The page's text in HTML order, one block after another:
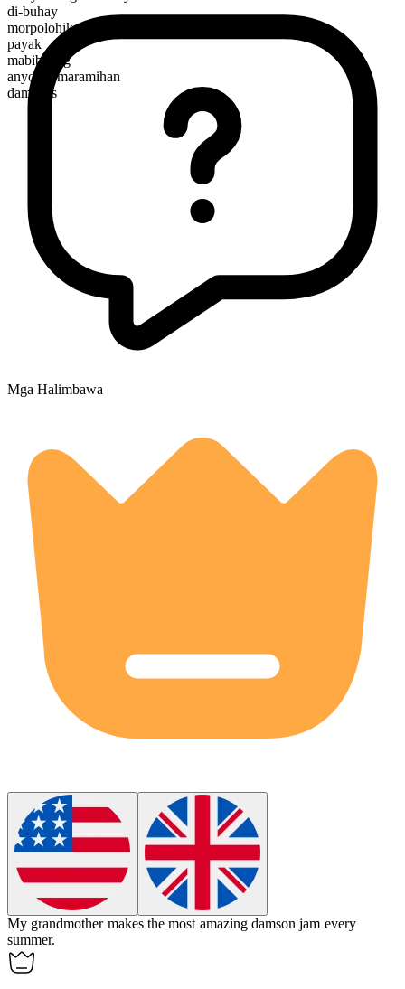
di-buhay
morpolohikal na kayarian
payak
mabibilang
anyo ng maramihan
damsons
Mga Halimbawa
My grandmother makes the most amazing damson jam every
summer.